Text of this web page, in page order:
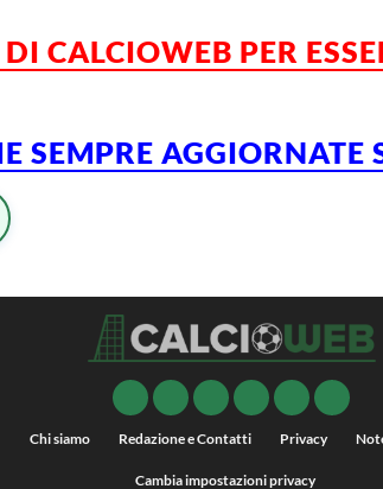
CALCIOWEB PER
SEMPRE AGGIORNATE
Chi siamo Redazione e Contatti Privacy
Cambia impostazioni privacy